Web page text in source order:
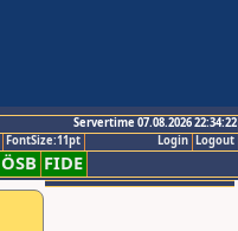
Servertime 07.08.2026 22:34:22
Logout
Login
FontSize:11pt
ÖSB FIDE